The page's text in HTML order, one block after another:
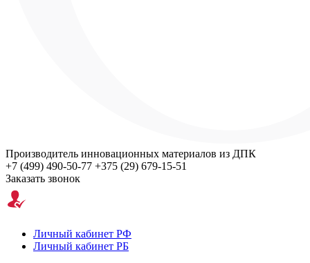
Производитель инновационных материалов из ДПК
+7 (499) 490-50-77 +375 (29) 679-15-51
Заказать звонок
Личный кабинет РФ
Личный кабинет РБ